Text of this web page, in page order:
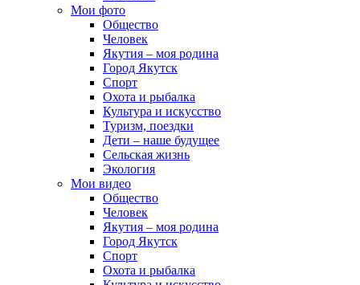
Мои фото
Общество
Человек
Якутия – моя родина
Город Якутск
Спорт
Охота и рыбалка
Культура и искусство
Туризм, поездки
Дети – наше будущее
Сельская жизнь
Экология
Мои видео
Общество
Человек
Якутия – моя родина
Город Якутск
Спорт
Охота и рыбалка